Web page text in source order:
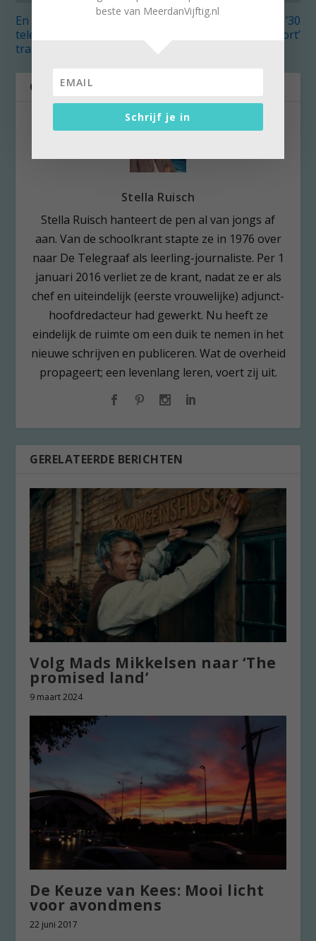
En dan wordt je
telefoon gestolen in de
tram
Voorproefje op de ’30
van Zandvoort’
OVER DE AUTEUR
Stella Ruisch
Stella Ruisch hanteert de pen al van jongs af
aan. Van de schoolkrant stapte ze in 1976 over
naar De Telegraaf als leerling-journaliste. Per 1
januari 2016 verliet ze de krant, nadat ze er als
chef en uiteindelijk (eerste vrouwelijke) adjunct-
hoofdredacteur had gewerkt. Nu heeft ze
eindelijk de ruimte om een duik te nemen in het
nieuwe schrijven en publiceren. Wat de overheid
propageert; een levenlang leren, voert zij uit.
GERELATEERDE BERICHTEN
Volg Mads Mikkelsen naar ‘The
promised land’
9 maart 2024
De Keuze van Kees: Mooi licht
voor avondmens
22 juni 2017
beste van MeerdanVijftig.nl
Schrijf je in